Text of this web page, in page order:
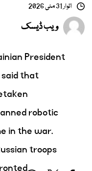
اتوار 31 مئی 2026
ویب ڈیسک
President
said that
robotic
in the war.
troops